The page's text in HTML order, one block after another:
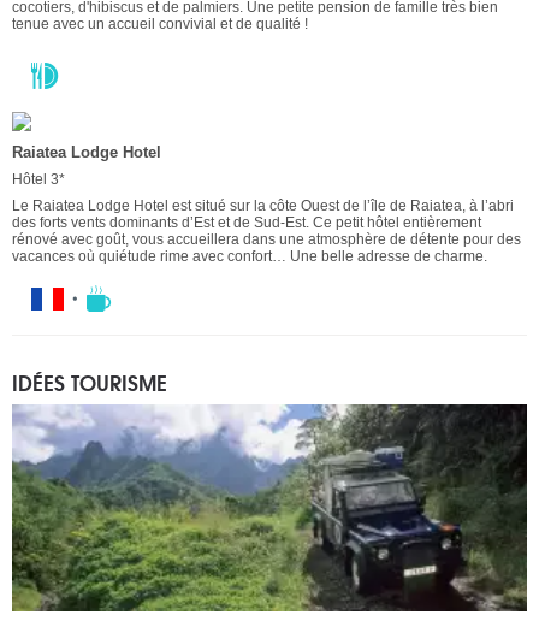
cocotiers, d'hibiscus et de palmiers. Une petite pension de famille très bien
tenue avec un accueil convivial et de qualité !
Raiatea Lodge Hotel
Hôtel 3*
Le Raiatea Lodge Hotel est situé sur la côte Ouest de l’île de Raiatea, à l’abri
des forts vents dominants d’Est et de Sud-Est. Ce petit hôtel entièrement
rénové avec goût, vous accueillera dans une atmosphère de détente pour des
vacances où quiétude rime avec confort… Une belle adresse de charme.
IDÉES TOURISME